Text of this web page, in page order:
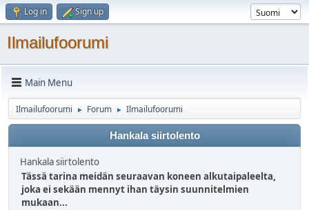
Log in Sign up
Ilmailufoorumi
Main Menu
Ilmailufoorumi ► Forum ► Ilmailufoorumi
Hankala siirtolento
Hankala siirtolento
Tässä tarina meidän seuraavan koneen alkutaipaleelta,
joka ei sekään mennyt ihan täysin suunnitelmien
mukaan...